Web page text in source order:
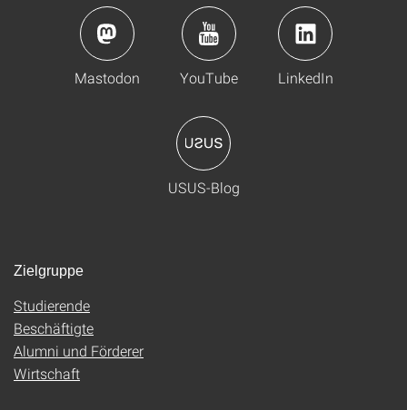
Mastodon YouTube LinkedIn
USUS-Blog
Zielgruppe
Studierende
Beschäftigte
Alumni und Förderer
Wirtschaft